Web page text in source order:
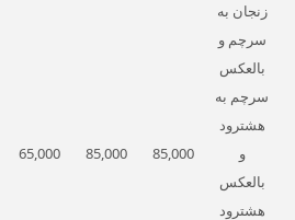
زنجان به
سرچم و
بالعکس
سرچم به
هشترود
و
بالعکس
هشترود
85,000
85,000
65,000